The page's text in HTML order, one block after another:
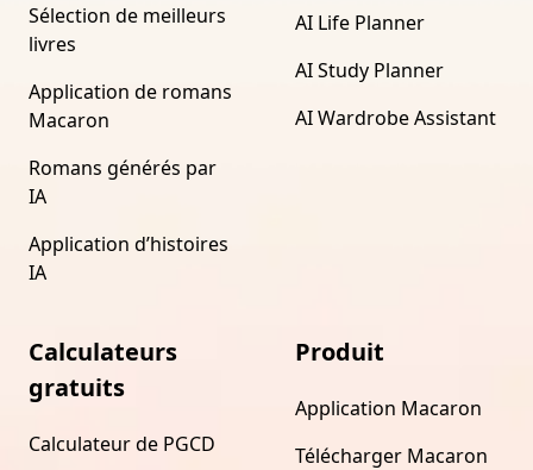
Sélection de meilleurs
livres
Application de romans
Macaron
Romans générés par
IA
Application d’histoires
IA
AI Life Planner
AI Study Planner
AI Wardrobe Assistant
Calculateurs
gratuits
Calculateur de PGCD
Produit
Application Macaron
Télécharger Macaron